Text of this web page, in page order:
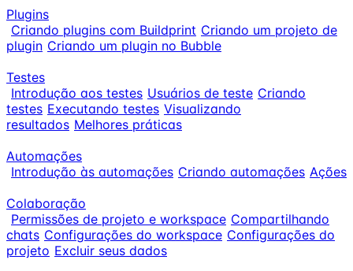
Plugins
Criando plugins com Buildprint Criando um projeto de
plugin Criando um plugin no Bubble
Testes
Introdução aos testes Usuários de teste Criando
testes Executando testes Visualizando
resultados Melhores práticas
Automações
Introdução às automações Criando automações Ações
Colaboração
Permissões de projeto e workspace Compartilhando
chats Configurações do workspace Configurações do
projeto Excluir seus dados